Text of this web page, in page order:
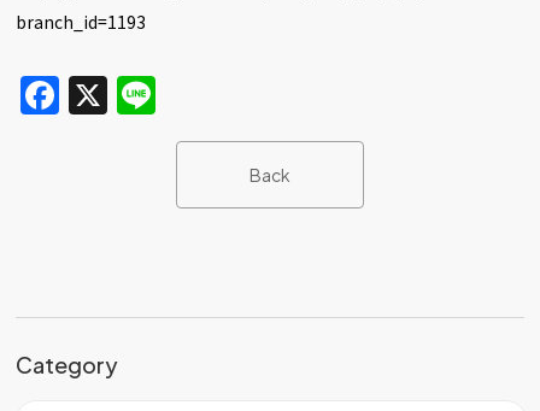
branch_id=1193
F
o
k
X
n
Back
Category